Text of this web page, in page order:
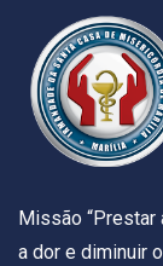
Missão
a dor e diminuir